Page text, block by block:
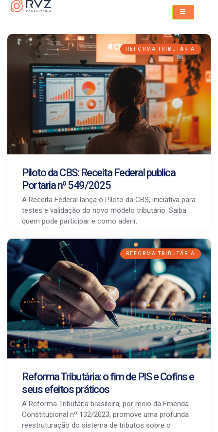
REFORMA TRIBUTÁRIA
Piloto da CBS: Receita Federal publica
Portaria nº 549/2025
A Receita Federal lança o Piloto da CBS, iniciativa para
testes e validação do novo modelo tributário. Saiba
quem pode participar e como aderir.
REFORMA TRIBUTÁRIA
Reforma Tributária: o fim de PIS e Cofins e
seus efeitos práticos
A Reforma Tributária brasileira, por meio da Emenda
Constitucional nº 132/2023, promove uma profunda
reestruturação do sistema de tributos sobre o